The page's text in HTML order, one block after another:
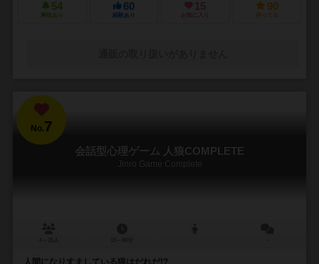
54
興味あり
60
経験あり
15
お気に入り
90
持ってる
No.7
会話型心理ゲーム 人狼COMPLETE
Jinro Game Complete
人間になりすましている狼はだれだ!?